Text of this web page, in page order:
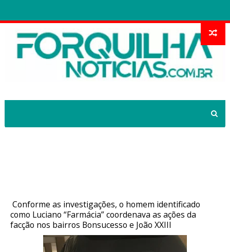
Conforme as investigações, o homem identificado
como Luciano “Farmácia” coordenava as ações da
facção nos bairros Bonsucesso e João XXIII